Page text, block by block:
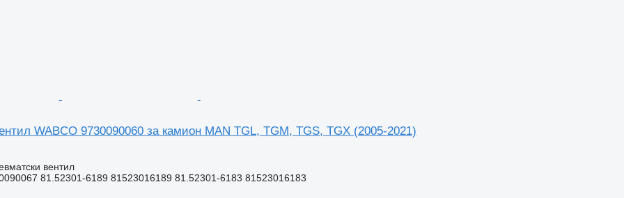
WABCO 9730090060 за камион MAN TGL, TGM, TGS, TGX (2005-2021)
вентил
81.52301-6189 81523016189 81.52301-6183 81523016183